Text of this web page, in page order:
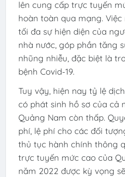
lên cung cấp trực tuyến
hoàn toàn qua mạng.
tối đa sự hiện diện của
nhà nước, góp phần tăng
nhũng nhiễu, đặc biệt là
bệnh Covid-19.
Tuy vậy, hiện nay tỷ lệ
có phát sinh hồ sơ của cả
Quảng Nam còn thấp.
phí, lệ phí cho các đối
thủ tục hành chính thông
trực tuyến mức cao của
năm 2022 được kỳ vọng